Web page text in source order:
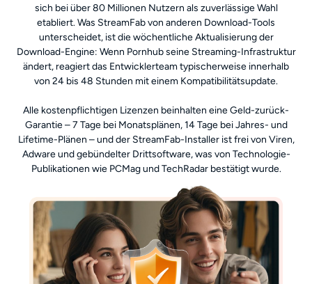
sich bei über 80 Millionen Nutzern als zuverlässige Wahl
etabliert. Was StreamFab von anderen Download-Tools
unterscheidet, ist die wöchentliche Aktualisierung der
Download-Engine: Wenn Pornhub seine Streaming-Infrastruktur
ändert, reagiert das Entwicklerteam typischerweise innerhalb
von 24 bis 48 Stunden mit einem Kompatibilitätsupdate.
Alle kostenpflichtigen Lizenzen beinhalten eine Geld-zurück-
Garantie – 7 Tage bei Monatsplänen, 14 Tage bei Jahres- und
Lifetime-Plänen – und der StreamFab-Installer ist frei von Viren,
Adware und gebündelter Drittsoftware, was von Technologie-
Publikationen wie PCMag und TechRadar bestätigt wurde.